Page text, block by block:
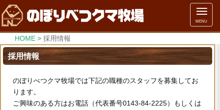
メ
ニ
ュ
ー
MENU
HOME > 採用情報
採用情報
のぼりべつクマ牧場では下記の職種のスタッフを募集してお
ります。
ご興味のある方はお電話（代表番号0143‐84‐2225）もしくは